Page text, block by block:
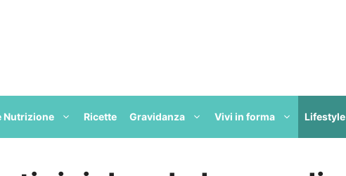
Nutrizione Ricette Gravidanza Vivi in forma Lifestyle